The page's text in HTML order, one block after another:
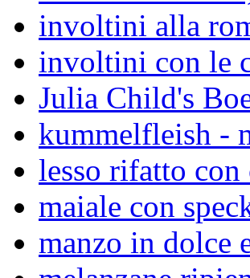
involtini alla
involtini con le
Julia Child's
kummelfleish -
lesso rifatto
maiale con
manzo in dolce